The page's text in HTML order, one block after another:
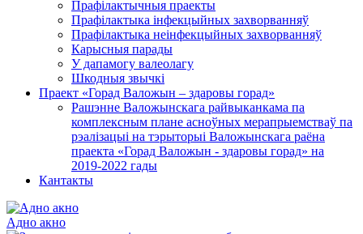
Прафілактычныя праекты
Прафілактыка інфекцыйных захворванняў
Прафілактыка неінфекцыйных захворванняў
Карысныя парады
У дапамогу валеолагу
Шкодныя звычкі
Праект «Горад Валожын – здаровы горад»
Рашэнне Валожынскага райвыканкама па
комплексным плане асноўных мерапрыемстваў па
рэалізацыі на тэрыторыі Валожынскага раёна
праекта «Горад Валожын - здаровы горад» на
2019-2022 гады
Кантакты
Адно акно